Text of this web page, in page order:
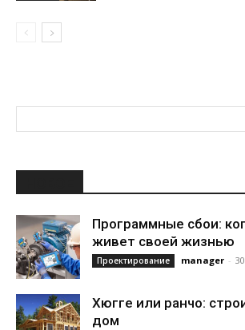
Программные сбои:
живет своей жизнью
Проектирование manager -
Хюгге или ранчо:
дом